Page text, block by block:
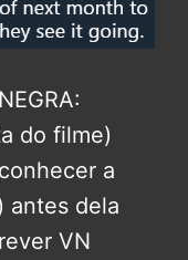
do filme)
a
antes dela
VN